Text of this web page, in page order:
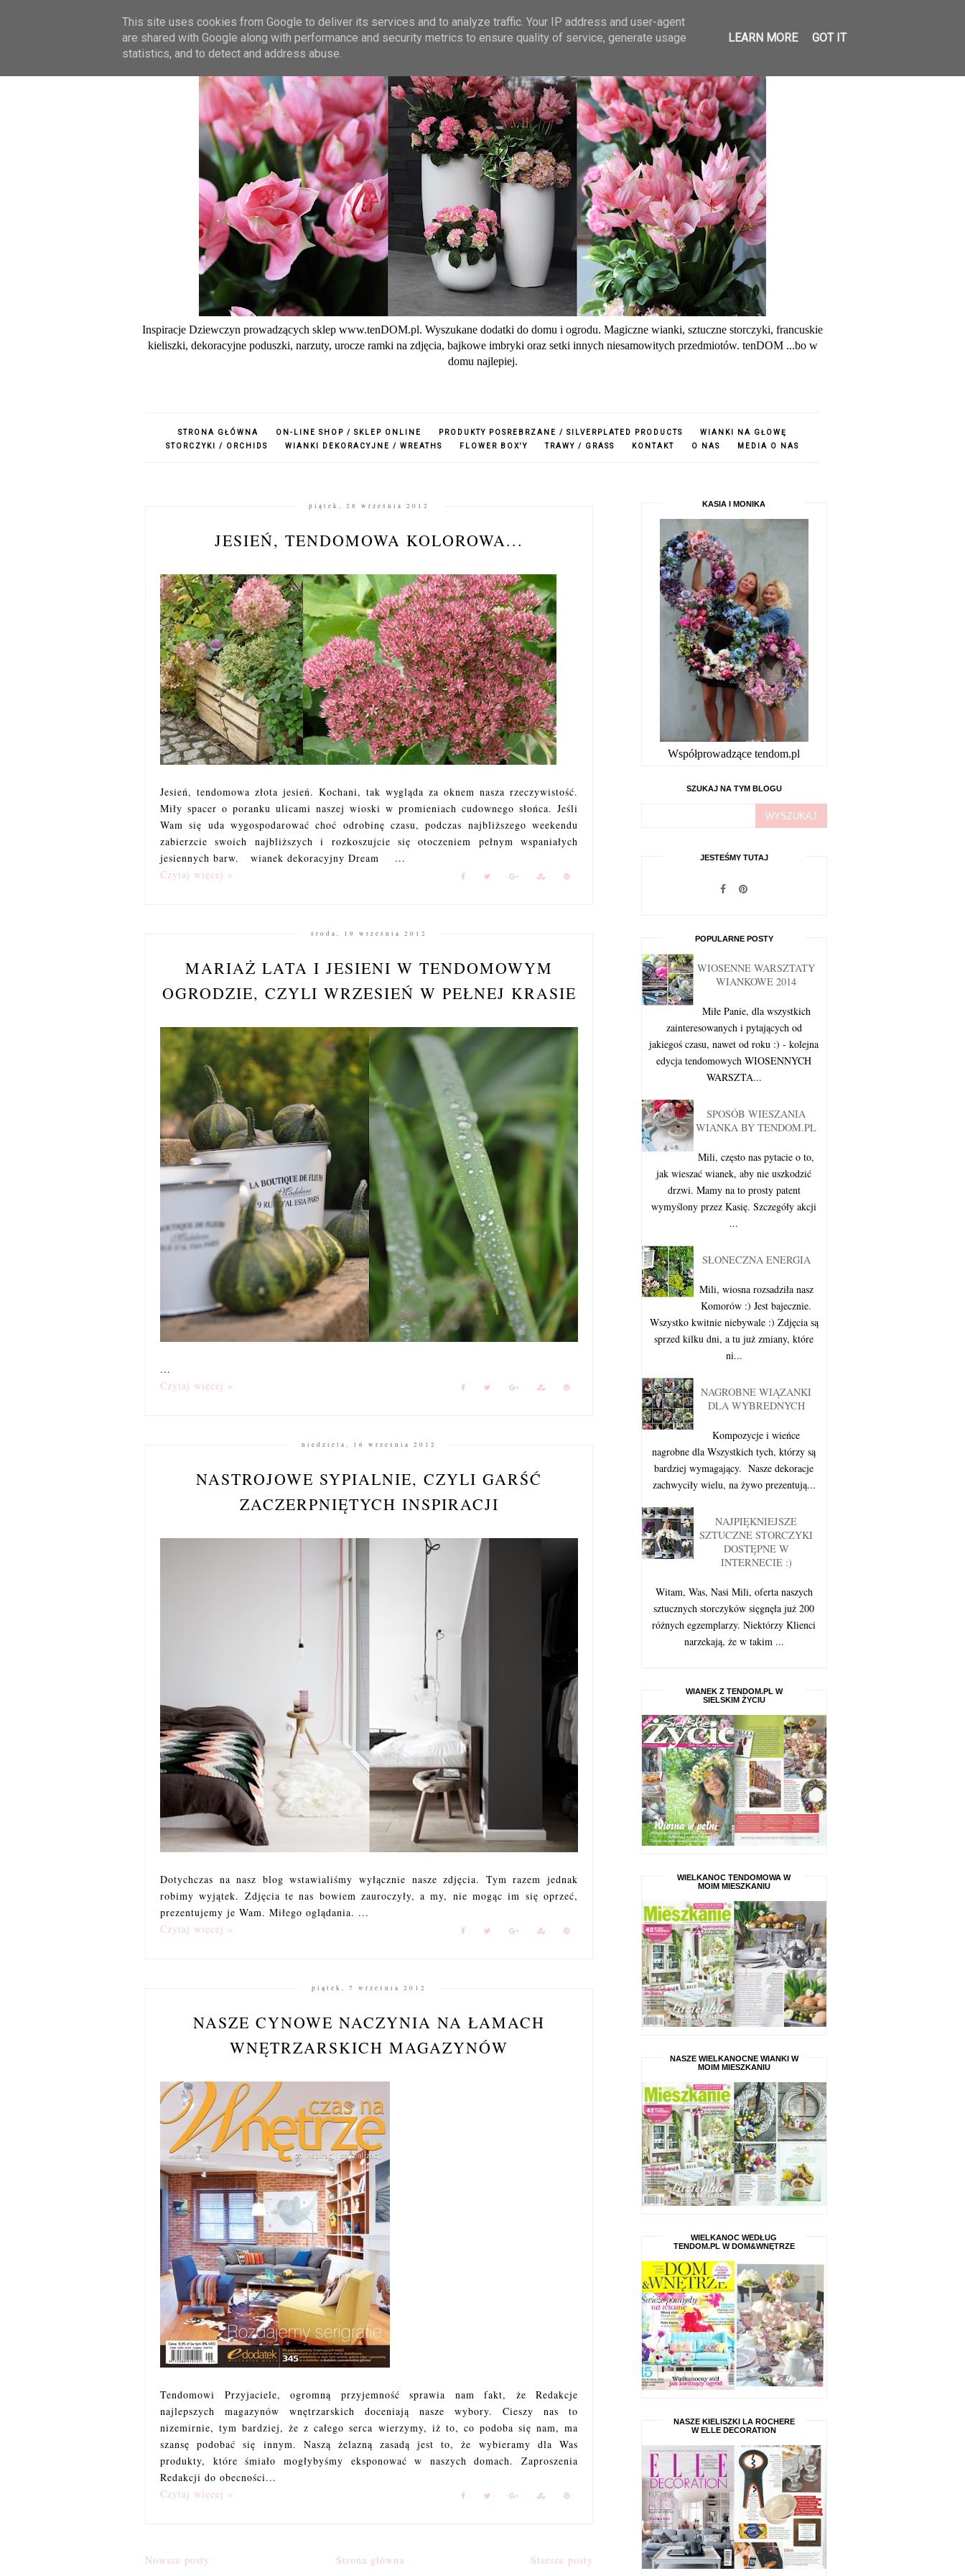
Inspiracje Dziewczyn prowadzących sklep www.tenDOM.pl. Wyszukane dodatki do domu i ogrodu. Magiczne wianki, sztuczne storczyki, francuskie
kieliszki, dekoracyjne poduszki, narzuty, urocze ramki na zdjęcia, bajkowe imbryki oraz setki innych niesamowitych przedmiotów. tenDOM ...bo w
domu najlepiej.
STRONA GŁÓWNA ON-LINE SHOP / SKLEP ONLINE PRODUKTY POSREBRZANE / SILVERPLATED PRODUCTS
WIANKI NA GŁOWĘ
STORCZYKI / ORCHIDS
WIANKI DEKORACYJNE / WREATHS FLOWER BOX'Y TRAWY / GRASS KONTAKT O NAS MEDIA O NAS
piątek, 28 września 2012
JESIEŃ, TENDOMOWA KOLOROWA...
Jesień, tendomowa złota jesień. Kochani, tak wygląda za oknem nasza rzeczywistość.
Miły spacer o poranku ulicami naszej wioski w promieniach cudownego słońca. Jeśli
Wam się uda wygospodarować choć odrobinę czasu, podczas najbliższego weekendu
zabierzcie swoich najbliższych i rozkoszujcie się otoczeniem pełnym wspaniałych
jesiennych barw. wianek dekoracyjny Dream ...
Czytaj więcej »
środa, 19 września 2012
MARIAŻ LATA I JESIENI W TENDOMOWYM
OGRODZIE, CZYLI WRZESIEŃ W PEŁNEJ KRASIE
...
Czytaj więcej »
niedziela, 16 września 2012
NASTROJOWE SYPIALNIE, CZYLI GARŚĆ
ZACZERPNIĘTYCH INSPIRACJI
Dotychczas na nasz blog wstawialiśmy wyłącznie nasze zdjęcia. Tym razem jednak
robimy wyjątek. Zdjęcia te nas bowiem zauroczyły, a my, nie mogąc im się oprzeć,
prezentujemy je Wam. Miłego oglądania. ...
Czytaj więcej »
piątek, 7 września 2012
NASZE CYNOWE NACZYNIA NA ŁAMACH
WNĘTRZARSKICH MAGAZYNÓW
Tendomowi Przyjaciele, ogromną przyjemność sprawia nam fakt, że Redakcje
najlepszych magazynów wnętrzarskich doceniają nasze wybory. Cieszy nas to
nizemirnie, tym bardziej, że z całego serca wierzymy, iż to, co podoba się nam, ma
szansę podobać się innym. Naszą żelazną zasadą jest to, że wybieramy dla Was
produkty, które śmiało mogłybyśmy eksponować w naszych domach. Zaproszenia
Redakcji do obecności...
Czytaj więcej »
Nowsze posty Starsze posty
Strona główna
KASIA I MONIKA
Współprowadzące tendom.pl
SZUKAJ NA TYM BLOGU
JESTEŚMY TUTAJ
POPULARNE POSTY
WIOSENNE WARSZTATY
WIANKOWE 2014
Miłe Panie, dla wszystkich
zainteresowanych i pytających od
jakiegoś czasu, nawet od roku :) - kolejna
edycja tendomowych WIOSENNYCH
WARSZTA...
SPOSÓB WIESZANIA
WIANKA BY TENDOM.PL
Mili, często nas pytacie o to,
jak wieszać wianek, aby nie uszkodzić
drzwi. Mamy na to prosty patent
wymyślony przez Kasię. Szczegóły akcji
...
SŁONECZNA ENERGIA
Mili, wiosna rozsadziła nasz
Komorów :) Jest bajecznie.
Wszystko kwitnie niebywale :) Zdjęcia są
sprzed kilku dni, a tu już zmiany, które
ni...
NAGROBNE WIĄZANKI
DLA WYBREDNYCH
Kompozycje i wieńce
nagrobne dla Wszystkich tych, którzy są
bardziej wymagający. Nasze dekoracje
zachwyciły wielu, na żywo prezentują...
NAJPIĘKNIEJSZE
SZTUCZNE STORCZYKI
DOSTĘPNE W
INTERNECIE :)
Witam, Was, Nasi Mili, oferta naszych
sztucznych storczyków sięgnęła już 200
różnych egzemplarzy. Niektórzy Klienci
narzekają, że w takim ...
WIANEK Z TENDOM.PL W
SIELSKIM ŻYCIU
WIELKANOC TENDOMOWA W
MOIM MIESZKANIU
NASZE WIELKANOCNE WIANKI W
MOIM MIESZKANIU
WIELKANOC WEDŁUG
TENDOM.PL W DOM&WNĘTRZE
NASZE KIELISZKI LA ROCHERE
W ELLE DECORATION
This site uses cookies from Google to deliver its services and to analyze traffic. Your IP address and user-agent
are shared with Google along with performance and security metrics to ensure quality of service, generate usage
statistics, and to detect and address abuse.
LEARN MORE GOT IT